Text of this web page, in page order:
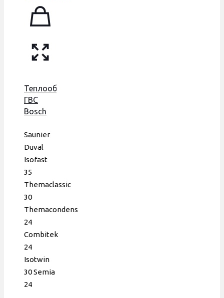
Теплообменник
ГВС
Bosch
Saunier
Duval
Isofast,
172 мм,
16 пл.,
Saunier
Duval
Isofast
35
Themaclassic
30
Themacondens
24
Combitek
24
Isotwin
30 Semia
24